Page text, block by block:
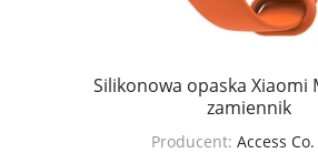
Silikonowa opaska Xiaomi
zamiennik
Producent: Access